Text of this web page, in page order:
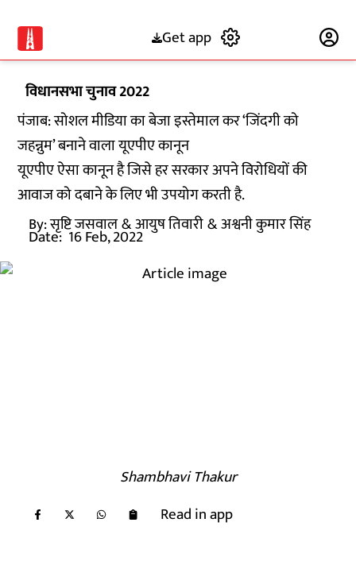
Get app
विधानसभा चुनाव 2022
पंजाब: सोशल मीडिया का बेजा इस्तेमाल कर ‘जिंदगी को
जहन्नुम’ बनाने वाला यूएपीए कानून
यूएपीए ऐसा कानून है जिसे हर सरकार अपने विरोधियों की
आवाज को दबाने के लिए भी उपयोग करती है.
By:सृष्टि जसवाल& आयुष तिवारी& अश्वनी कुमार सिंह
Date: 16 Feb, 2022
Shambhavi Thakur
Read in app